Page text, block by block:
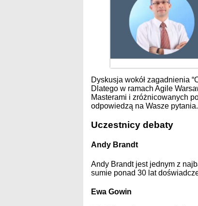
Dyskusja wokół zagadnienia
Dlatego w ramach Agile
Masterami i zróżnicowanych
odpowiedzą na Wasze pytania.
Uczestnicy debaty
Andy Brandt
Andy Brandt jest jednym z
sumie ponad 30 lat
Ewa Gowin